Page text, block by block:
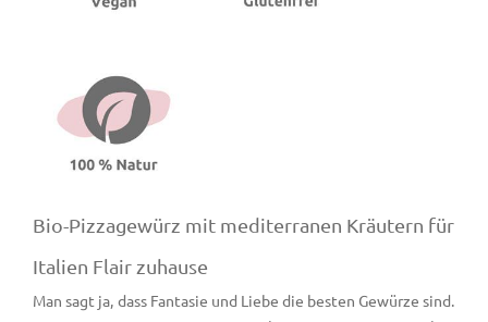
Bio-Pizzagewürz mit mediterranen Kräutern für
Italien Flair zuhause
Man sagt ja, dass Fantasie und Liebe die besten Gewürze sind.